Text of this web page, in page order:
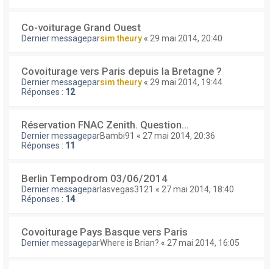
Co-voiturage Grand Ouest
Dernier messageparsim theury « 29 mai 2014, 20:40
Covoiturage vers Paris depuis la Bretagne ?
Dernier messageparsim theury « 29 mai 2014, 19:44
Réponses : 12
Réservation FNAC Zenith. Question...
Dernier messageparBambi91 « 27 mai 2014, 20:36
Réponses : 11
Berlin Tempodrom 03/06/2014
Dernier messageparlasvegas3121 « 27 mai 2014, 18:40
Réponses : 14
Covoiturage Pays Basque vers Paris
Dernier messageparWhere is Brian? « 27 mai 2014, 16:05